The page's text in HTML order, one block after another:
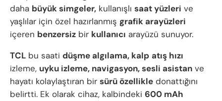
daha büyük simgeler, kullanışlı saat yüzleri ve
yaşlılar için özel hazırlanmış grafik arayüzleri
içeren benzersiz bir kullanıcı arayüzü sunuyor.
TCL bu saati düşme algılama, kalp atış hızı
izleme, uyku izleme, navigasyon, sesli asistan ve
hayatı kolaylaştıran bir sürü özellikle donattığını
belirtti. Ek olarak cihaz, kalbindeki 600 mAh